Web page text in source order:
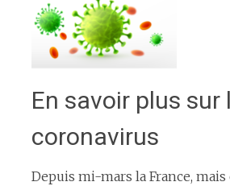
En savoir plus sur
coronavirus
Depuis mi-mars la France,